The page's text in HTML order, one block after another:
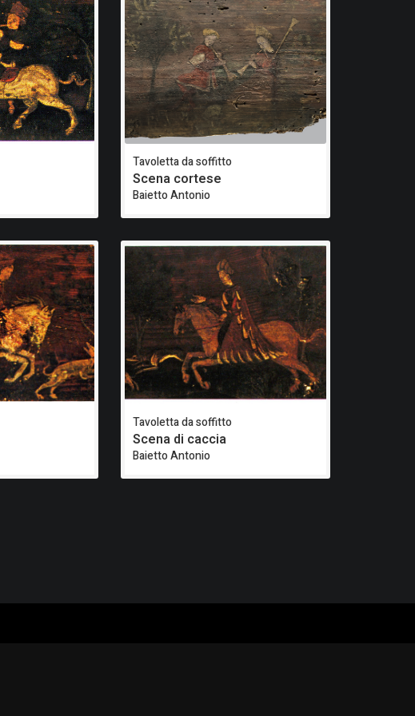
Tavoletta da soffitto
Scena cortese
Baietto Antonio
Tavoletta da soffitto
Scena di caccia
Baietto Antonio